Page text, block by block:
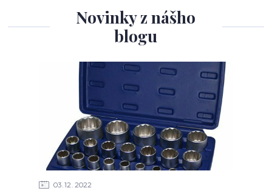
Novinky z nášho
blogu
03 12 2022